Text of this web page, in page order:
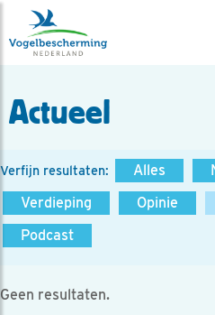
Actueel
Verfijn resultaten: Alles
Verdieping
Opinie
Podcast
Geen resultaten.